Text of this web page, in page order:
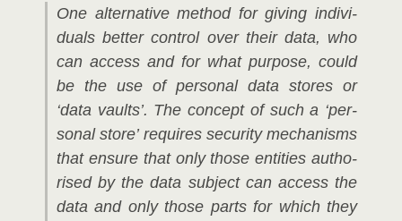
One alter­na­ti­ve method for giving indi­vi­
du­als bet­ter con­trol over their data, who
can access and for what pur­po­se, could
be the use of per­so­nal data stores or
‘data vaults’. The con­cept of such a ‘per­
so­nal store’ requi­res secu­ri­ty mecha­nisms
that ensu­re that only tho­se enti­ties aut­ho­
ri­sed by the data sub­ject can access the
data and only tho­se parts for which they